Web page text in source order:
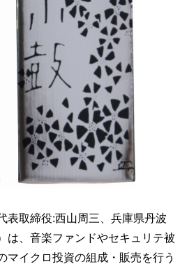
表取締役:西山周三、兵庫県丹波
は、音楽ファンドやセキュリテ被
マイクロ投資の組成・販売を行う